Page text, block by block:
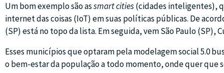
Um bom exemplo são assmart cities(cidades inteligentes),
internet das coisas (IoT) em suas políticas públicas. De
(SP) está no topo da lista. Em seguida, vem São Paulo (SP),
Esses municípios que optaram pela modelagem social 5.0
o bem-estar da população a todo momento, onde quer que